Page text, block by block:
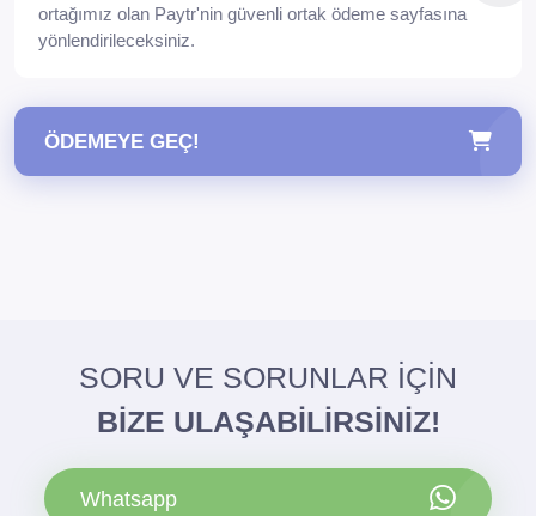
ortağımız olan Paytr'nin güvenli ortak ödeme sayfasına
yönlendirileceksiniz.
ÖDEMEYE GEÇ!
SORU VE SORUNLAR İÇİN
BİZE ULAŞABİLİRSİNİZ!
Whatsapp